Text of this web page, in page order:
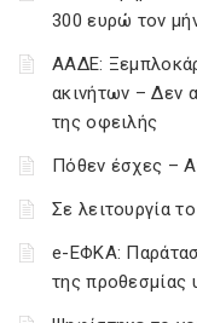
300 ευρώ τον
ΑΑΔΕ:
ακινήτων – Δεν
της οφειλής
Πόθεν έσχες –
Σε λειτουργία
e-ΕΦΚΑ:
της